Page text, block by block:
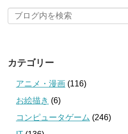
カテゴリー
アニメ・漫画 (116)
お絵描き (6)
コンピュータゲーム (246)